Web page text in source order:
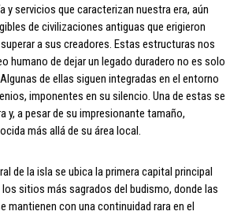
y servicios que caracterizan nuestra era, aún
de civilizaciones antiguas que erigieron
a sus creadores. Estas estructuras nos
humano de dejar un legado duradero no es solo
de ellas siguen integradas en el entorno
imponentes en su silencio. Una de estas se
y, a pesar de su impresionante tamaño,
más allá de su área local.
de la isla se ubica la primera capital principal
sitios más sagrados del budismo, donde las
mantienen con una continuidad rara en el